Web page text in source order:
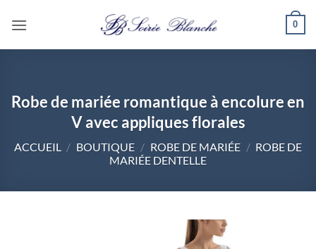
0
Robe de mariée romantique à encolure en
V avec appliques florales
ACCUEIL / BOUTIQUE / ROBE DE MARIÉE / ROBE DE
MARIÉE DENTELLE